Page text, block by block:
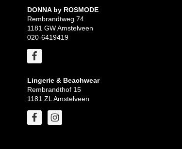
DONNA by ROSMODE
Rembrandtweg 74
1181 GW Amstelveen
020-6419419
Lingerie & Beachwear
Rembrandthof 15
1181 ZL Amstelveen